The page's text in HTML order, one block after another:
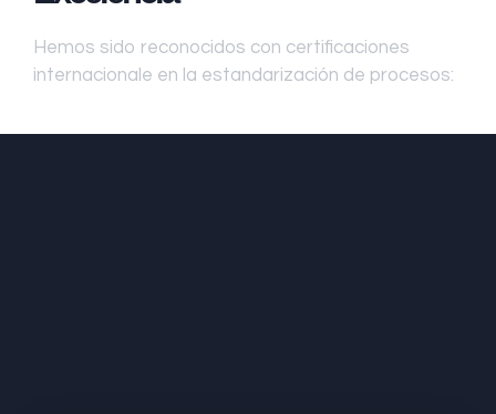
Hemos sido reconocidos con certificaciones
internacionale en la estandarización de procesos: